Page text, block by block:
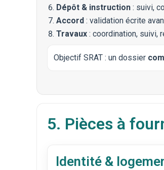
Dépôt & instruction : suivi,
Accord : validation écrite
Travaux : coordination, suivi,
Objectif SRAT : un dossier
5. Pièces à
Identité &